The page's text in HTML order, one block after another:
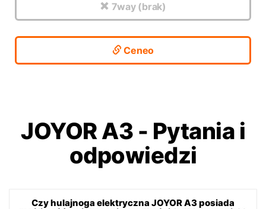
7way (brak)
Ceneo
JOYOR A3 - Pytania i
odpowiedzi
Czy hulajnoga elektryczna JOYOR A3 posiada